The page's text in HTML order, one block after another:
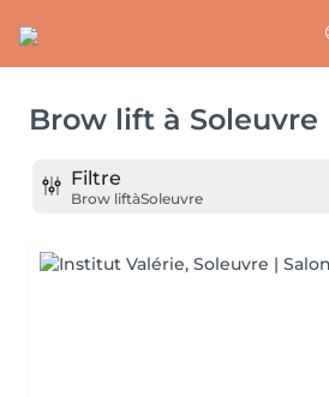
Brow lift à Soleuvre
Filtre
Brow liftàSoleuvre